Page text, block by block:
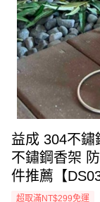
益成 304不
不鏽鋼香架
件推薦【
超取滿NT$299免運